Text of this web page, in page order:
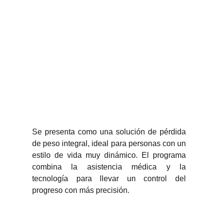
Se presenta como una solución de pérdida
de peso integral, ideal para personas con un
estilo de vida muy dinámico. El programa
combina la asistencia médica y la
tecnología para llevar un control del
progreso con más precisión.